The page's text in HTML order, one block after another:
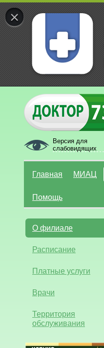
×
Версия для
слабовидящих
Главная МИАЦ
Помощь
О филиале
Расписание
Платные услуги
Врачи
Территория
обслуживания